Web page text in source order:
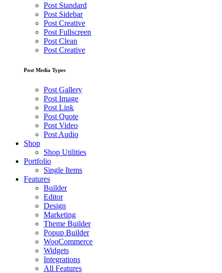
Post Standard
Post Sidebar
Post Creative
Post Fullscreen
Post Clean
Post Creative
Post Media Types
Post Gallery
Post Image
Post Link
Post Quote
Post Video
Post Audio
Shop
Shop Utilities
Portfolio
Single Items
Features
Builder
Editor
Design
Marketing
Theme Builder
Popup Builder
WooCommerce
Widgets
Integrations
All Features